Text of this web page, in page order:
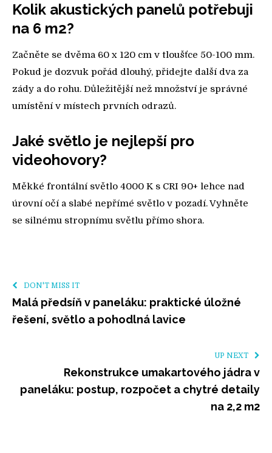
Kolik akustických panelů potřebuji
na 6 m2?
Začněte se dvěma 60 x 120 cm v tloušťce 50-100 mm.
Pokud je dozvuk pořád dlouhý, přidejte další dva za
zády a do rohu. Důležitější než množství je správné
umístění v místech prvních odrazů.
Jaké světlo je nejlepší pro
videohovory?
Měkké frontální světlo 4000 K s CRI 90+ lehce nad
úrovní očí a slabé nepřímé světlo v pozadí. Vyhněte
se silnému stropnímu světlu přímo shora.
DON'T MISS IT
Malá předsíň v paneláku: praktické úložné
řešení, světlo a pohodlná lavice
UP NEXT
Rekonstrukce umakartového jádra v
paneláku: postup, rozpočet a chytré detaily
na 2,2 m2